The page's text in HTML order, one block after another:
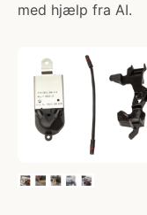
med hjælp fra AI.